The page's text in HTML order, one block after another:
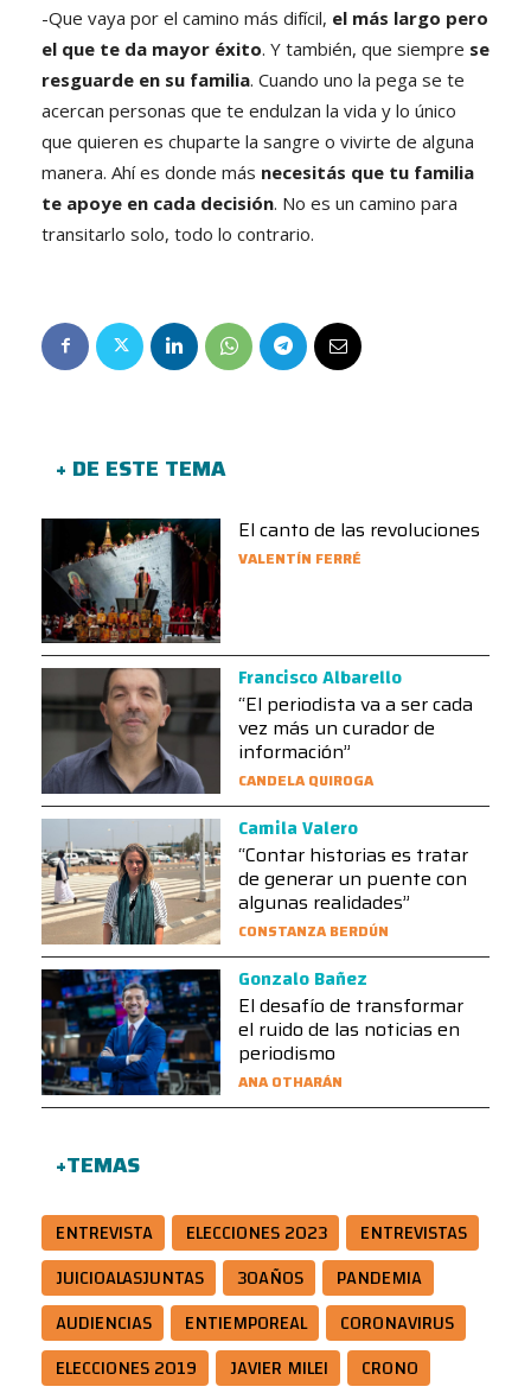
-Que vaya por el camino más difícil, el más largo pero
el que te da mayor éxito. Y también, que siempre se
resguarde en su familia. Cuando uno la pega se te
acercan personas que te endulzan la vida y lo único
que quieren es chuparte la sangre o vivirte de alguna
manera. Ahí es donde más necesitás que tu familia
te apoye en cada decisión. No es un camino para
transitarlo solo, todo lo contrario.
+ DE ESTE TEMA
El canto de las revoluciones
VALENTÍN FERRÉ
Francisco Albarello
“El periodista va a ser cada
vez más un curador de
información”
CANDELA QUIROGA
Camila Valero
“Contar historias es tratar
de generar un puente con
algunas realidades”
CONSTANZA BERDÚN
Gonzalo Bañez
El desafío de transformar
el ruido de las noticias en
periodismo
ANA OTHARÁN
+TEMAS
ENTREVISTA ELECCIONES 2023
ENTREVISTAS
JUICIOALASJUNTAS
30AÑOS
PANDEMIA
AUDIENCIAS
ENTIEMPOREAL
CORONAVIRUS
ELECCIONES 2019
JAVIER MILEI
CRONO